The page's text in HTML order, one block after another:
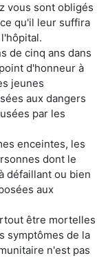
vous sont obligés
qu'il leur suffira
de cinq ans dans
d'honneur à
jeunes
aux dangers
par les
enceintes, les
dont le
défaillant ou bien
aux
être mortelles
symptômes de la
n'est pas